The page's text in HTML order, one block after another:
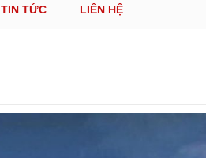
TIN TỨC LIÊN HỆ